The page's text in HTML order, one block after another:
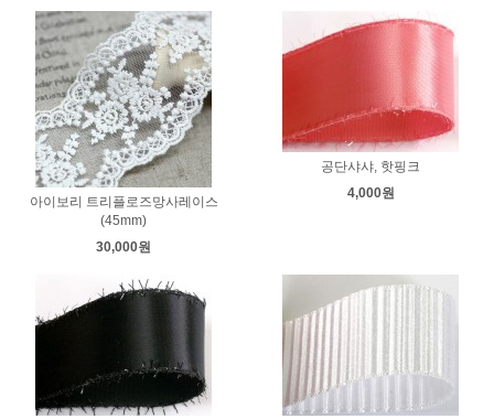
아이보리 트리플로즈망사레이스
(45mm)
30,000원
공단샤샤, 핫핑크
4,000원